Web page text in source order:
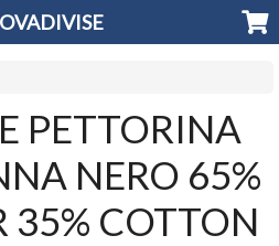
PETTORINA
NERO 65%
35% COTTON